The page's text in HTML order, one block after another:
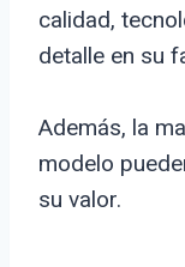
calidad,
detalle en su
Además, la
modelo
su valor.